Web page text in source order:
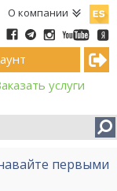
О компании
услуги
первыми